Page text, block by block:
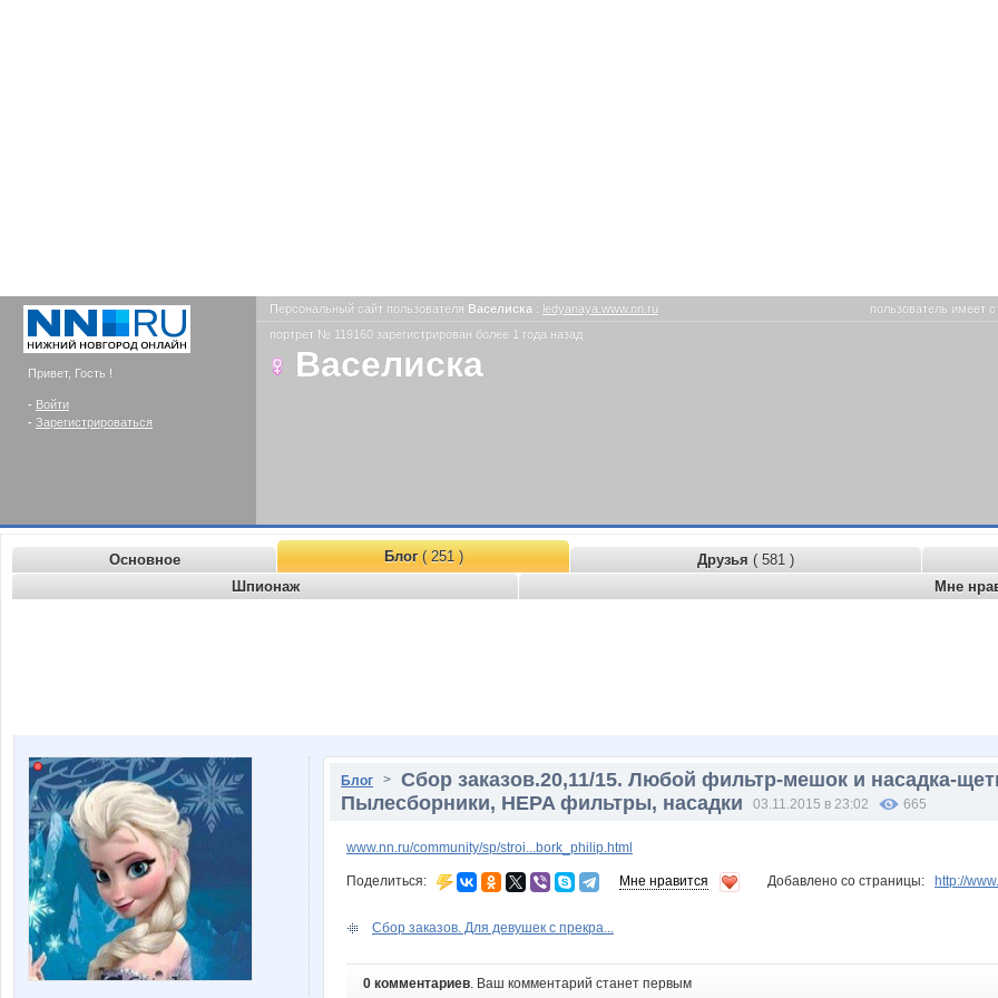
Привет, Гость !
- Войти
- Зарегистрироваться
Персональный сайт пользователя Васелиска : ledyanaya.www.nn.ru пользователь имеет
портрет № 119160 зарегистрирован более 1 года назад
Васелиска
Основное Блог( 251 ) Друзья ( 581 )
Шпионаж
Мне
Блог > Сбор заказов.20,11/15. Любой фильтр-мешок и насадка-
Пылесборники, HEPA фильтры, насадки
03.11.2015 в 23:02 665
www.nn.ru/community/sp/stroi...bork_philip.html
Поделиться: Мне нравится Добавлено со страницы: http://
Сбор заказов. Для девушек с прекра...
0 комментариев. Ваш комментарий станет первым